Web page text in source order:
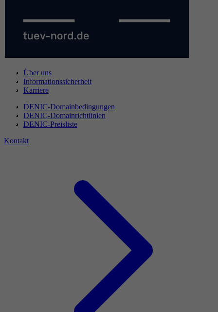
Über uns
Informationssicherheit
Karriere
DENIC-Domainbedingungen
DENIC-Domainrichtlinien
DENIC-Preisliste
Kontakt